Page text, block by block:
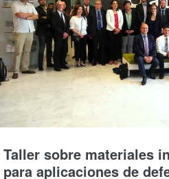
Taller sobre materiales
para aplicaciones de